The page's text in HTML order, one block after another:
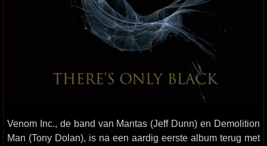
Venom Inc., de band van Mantas (Jeff Dunn) en Demolition
Man (Tony Dolan), is na een aardig eerste album terug met